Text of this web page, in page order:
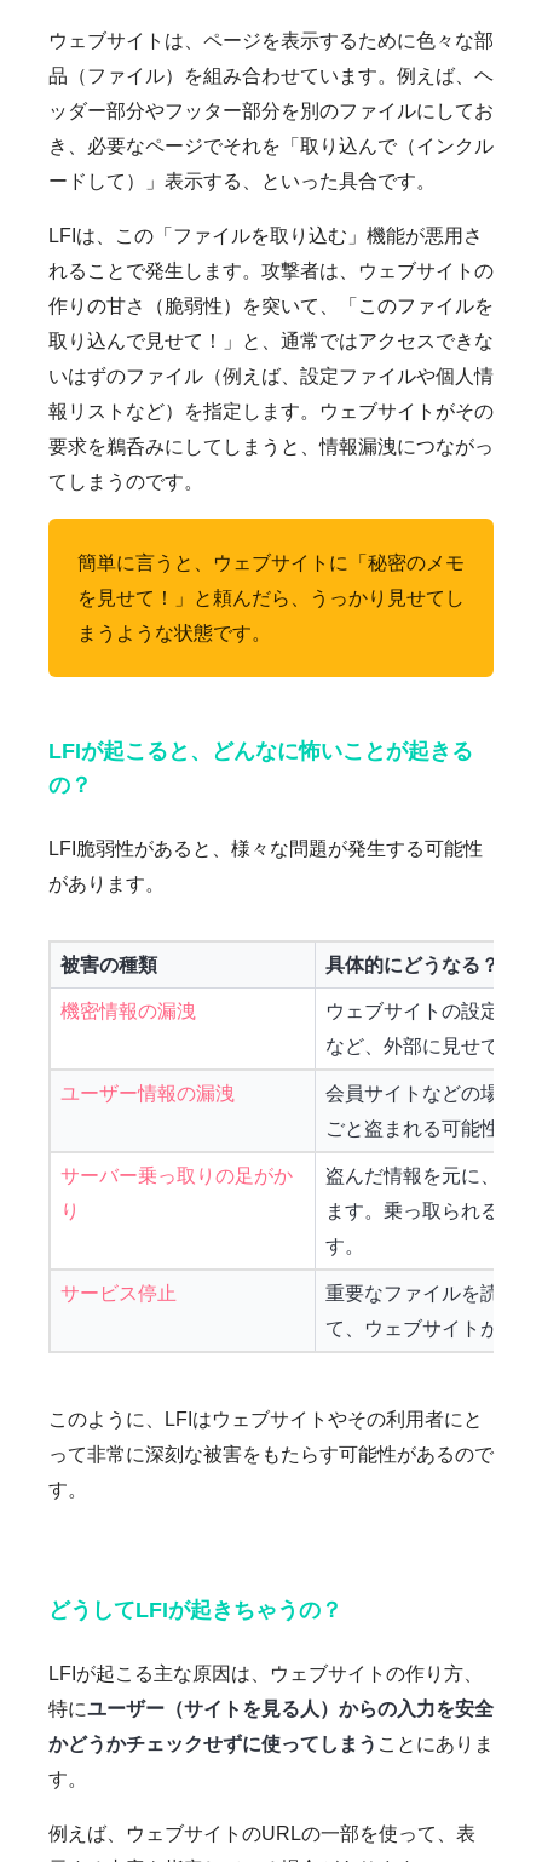
ウェブサイトは、ページを表示するために色々な部
品（ファイル）を組み合わせています。例えば、ヘ
ッダー部分やフッター部分を別のファイルにしてお
き、必要なページでそれを「取り込んで（インクル
ードして）」表示する、といった具合です。
LFIは、この「ファイルを取り込む」機能が悪用さ
れることで発生します。攻撃者は、ウェブサイトの
作りの甘さ（脆弱性）を突いて、「このファイルを
取り込んで見せて！」と、通常ではアクセスできな
いはずのファイル（例えば、設定ファイルや個人情
報リストなど）を指定します。ウェブサイトがその
要求を鵜呑みにしてしまうと、情報漏洩につながっ
てしまうのです。
簡単に言うと、ウェブサイトに「秘密のメモ
を見せて！」と頼んだら、うっかり見せてし
まうような状態です。
LFIが起こると、どんなに怖いことが起きる
の？
LFI脆弱性があると、様々な問題が発生する可能性
があります。
被害の種類 具体的にどうなる？
機密情報の漏洩
ウェブサイトの設定情
など、外部に見せては
ユーザー情報の漏洩
会員サイトなどの場合
ごと盗まれる可能性が
サーバー乗っ取りの足がか
り
盗んだ情報を元に、さ
ます。乗っ取られると
す。
サービス停止
重要なファイルを読み
て、ウェブサイトが利
このように、LFIはウェブサイトやその利用者にと
って非常に深刻な被害をもたらす可能性があるので
す。
どうしてLFIが起きちゃうの？
LFIが起こる主な原因は、ウェブサイトの作り方、
特にユーザー（サイトを見る人）からの入力を安全
かどうかチェックせずに使ってしまう ことにありま
す。
例えば、ウェブサイトのURLの一部を使って、表